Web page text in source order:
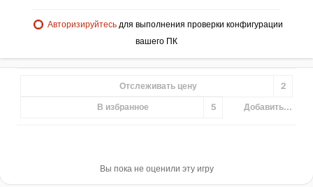
Авторизируйтесь для выполнения проверки конфигурации
вашего ПК
Отслеживать цену 2
В избранное 5 Добавить...
Вы пока не оценили эту игру